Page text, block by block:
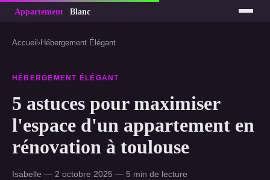
Accueil ›Hébergement Élégant
HÉBERGEMENT ÉLÉGANT
5 astuces pour maximiser
l'espace d'un appartement en
rénovation à toulouse
Isabelle — 2 octobre 2025 — 5 min de lecture